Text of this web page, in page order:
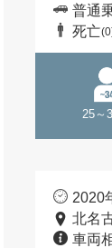
普通
死亡
25～
2020
北名
車両